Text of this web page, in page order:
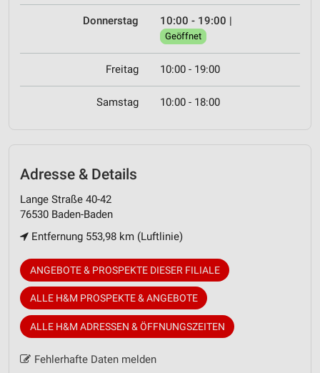
Donnerstag 10:00 - 19:00 |
Geöffnet
Freitag 10:00 - 19:00
Samstag 10:00 - 18:00
Adresse & Details
Lange Straße 40-42
76530 Baden-Baden
Entfernung 553,98 km (Luftlinie)
ANGEBOTE & PROSPEKTE DIESER FILIALE
ALLE H&M PROSPEKTE & ANGEBOTE
ALLE H&M ADRESSEN & ÖFFNUNGSZEITEN
Fehlerhafte Daten melden